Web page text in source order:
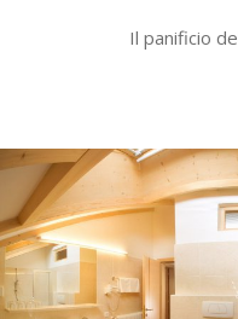
Il panificio